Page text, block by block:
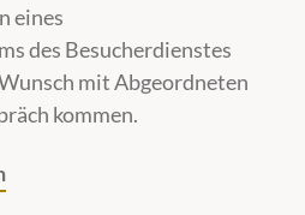
eines
des Besucherdienstes
mit Abgeordneten
kommen.